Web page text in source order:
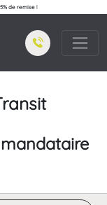
de remise !